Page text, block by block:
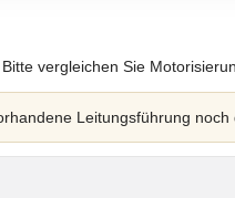
vergleichen Sie
Leitungsführung